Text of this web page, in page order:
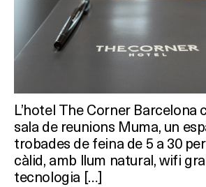
L’hotel The Corner Barcelona
sala de reunions Muma, un
trobades de feina de 5 a 30
càlid, amb llum natural, wifi
tecnologia […]